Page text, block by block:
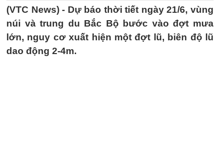
(VTC News) - Dự báo thời tiết ngày 21/6, vùng
núi và trung du Bắc Bộ bước vào đợt mưa
lớn, nguy cơ xuất hiện một đợt lũ, biên độ lũ
dao động 2-4m.